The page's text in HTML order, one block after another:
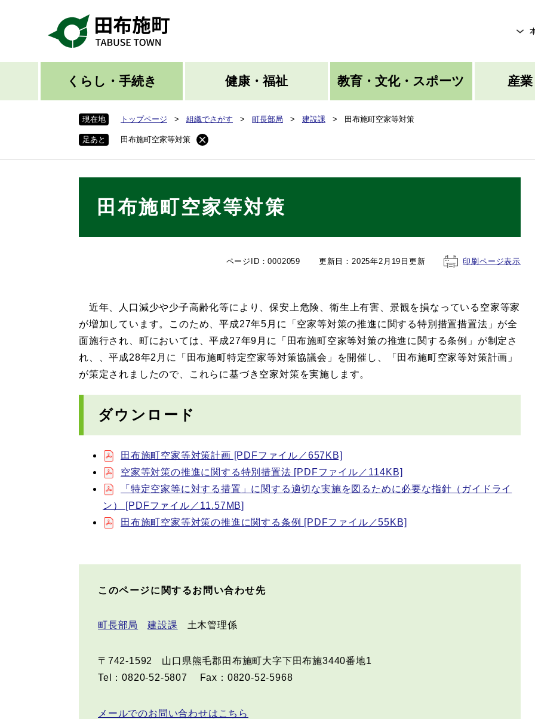
先
くらし・手続き 健康・福祉 教育・文化・スポーツ 産
現在地 トップページ > 組織でさがす > 町長部局 > 建設課 > 田布施町空家等対策
足あと 田布施町空家等対策
田布施町空家等対策
ページID：0002059 更新日：2025年2月19日更新 印刷ページ表示
近年、人口減少や少子高齢化等により、保安上危険、衛生上有害、景観を損なっている空家等家
が増加しています。このため、平成27年5月に「空家等対策の推進に関する特別措置措置法」が全
面施行され、町においては、平成27年9月に「田布施町空家等対策の推進に関する条例」が制定さ
れ、、平成28年2月に「田布施町特定空家等対策協議会」を開催し、「田布施町空家等対策計画」
が策定されましたので、これらに基づき空家対策を実施します。
ダウンロード
田布施町空家等対策計画 [PDFファイル／657KB]
空家等対策の推進に関する特別措置法 [PDFファイル／114KB]
「特定空家等に対する措置」に関する適切な実施を図るために必要な指針（ガイドライ
ン） [PDFファイル／11.57MB]
田布施町空家等対策の推進に関する条例 [PDFファイル／55KB]
このページに関するお問い合わせ先
町長部局 建設課 土木管理係
〒742-1592
山口県熊毛郡田布施町大字下田布施3440番地1
Tel：0820-52-5807
Fax：0820-52-5968
メールでのお問い合わせはこちら